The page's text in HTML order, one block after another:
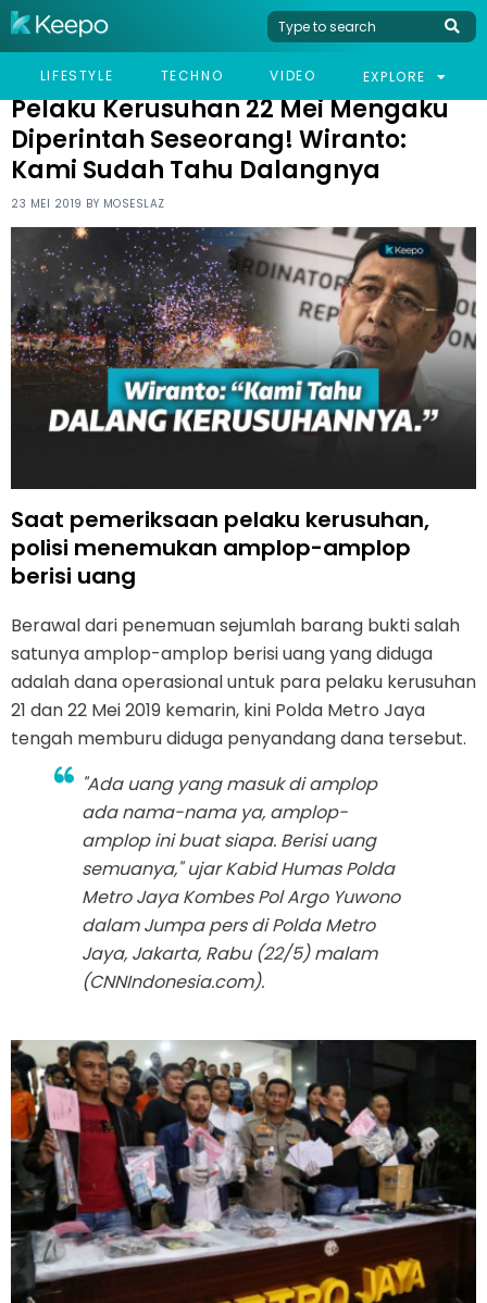
LIFESTYLE TECHNO VIDEO EXPLORE
HOME NEWS
PELAKU KERUSUHAN 22 MEI MENGAKU DIPERINTAH SESEORANG!
Pelaku Kerusuhan 22 Mei Mengaku
Diperintah Seseorang! Wiranto:
Kami Sudah Tahu Dalangnya
23 MEI 2019 BY MOSESLAZ
Saat pemeriksaan pelaku kerusuhan,
polisi menemukan amplop-amplop
berisi uang
Berawal dari penemuan sejumlah barang bukti salah
satunya amplop-amplop berisi uang yang diduga
adalah dana operasional untuk para pelaku kerusuhan
21 dan 22 Mei 2019 kemarin, kini Polda Metro Jaya
tengah memburu diduga penyandang dana tersebut.
"Ada uang yang masuk di amplop
ada nama-nama ya, amplop-
amplop ini buat siapa. Berisi uang
semuanya," ujar Kabid Humas Polda
Metro Jaya Kombes Pol Argo Yuwono
dalam Jumpa pers di Polda Metro
Jaya, Jakarta, Rabu (22/5) malam
(CNNIndonesia.com).